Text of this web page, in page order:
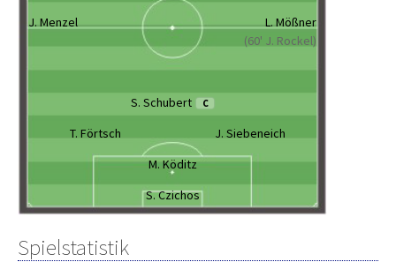
J. Menzel
L. Mößner
(60' J. Rockel)
S. Schubert C
T. Förtsch
J. Siebeneich
M. Köditz
S. Czichos
Spielstatistik